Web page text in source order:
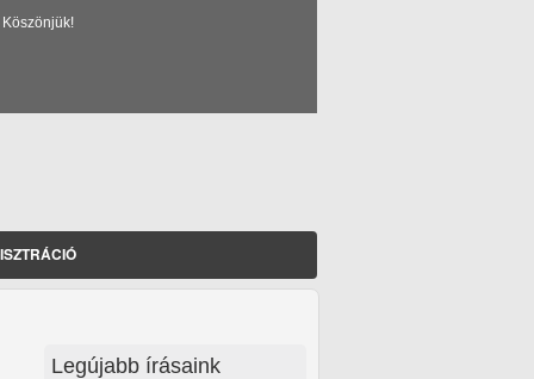
Legújabb írásaink